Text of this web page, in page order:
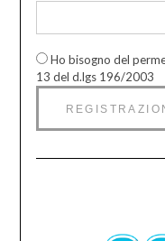
Ho bisogno del
13 del d.lgs 196/2003